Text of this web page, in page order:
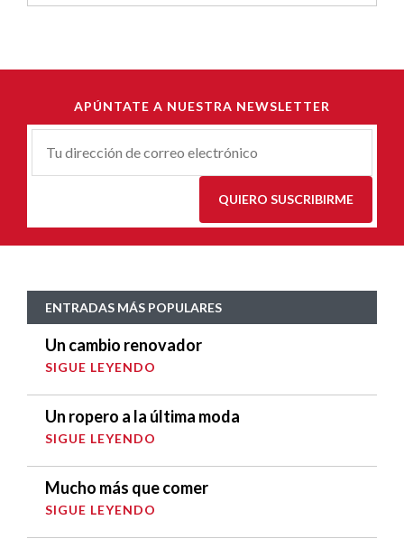
APÚNTATE A NUESTRA NEWSLETTER
Correu-
QUIERO SUSCRIBIRME
ENTRADAS MÁS POPULARES
Un cambio renovador
SIGUE LEYENDO
Un ropero a la última moda
SIGUE LEYENDO
Mucho más que comer
SIGUE LEYENDO